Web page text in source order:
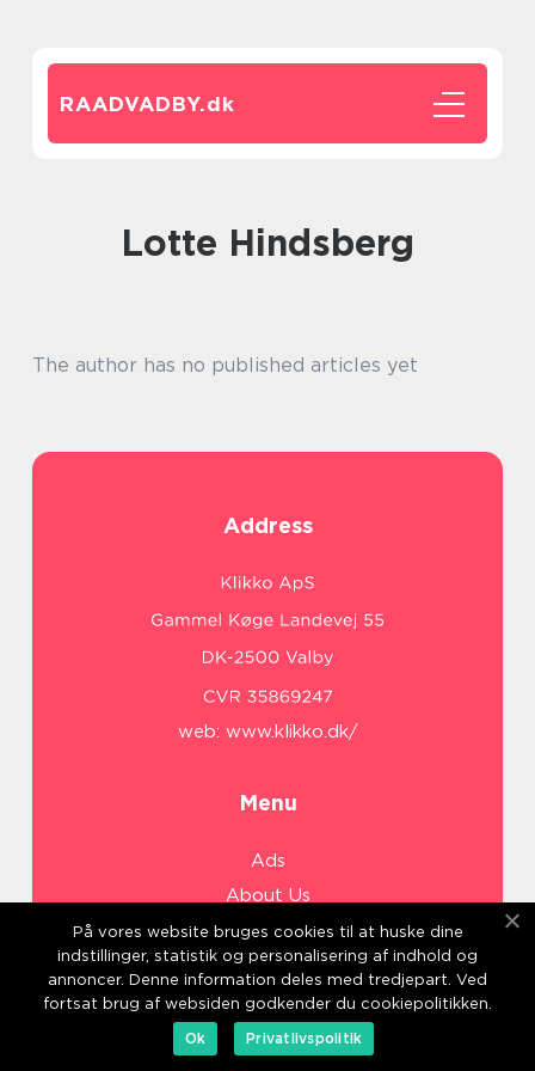
RAADVADBY.dk
Lotte Hindsberg
The author has no published articles yet
Address
web: www.klikko.dk/
Menu
Ads
About Us
Cookies
Contact
Sitemap
På vores website bruges cookies til at huske dine
indstillinger, statistik og personalisering af indhold og
annoncer. Denne information deles med tredjepart. Ved
fortsat brug af websiden godkender du cookiepolitikken.
Ok
Privatlivspolitik